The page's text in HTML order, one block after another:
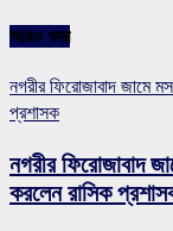
আরও খবর
নগরীর ফিরোজাবাদ জামে
প্রশাসক
নগরীর ফিরোজাবাদ
করলেন রাসিক